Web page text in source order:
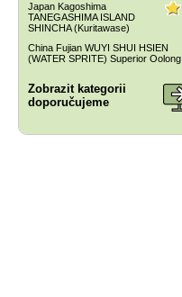
Japan Kagoshima
TANEGASHIMA ISLAND
SHINCHA (Kuritawase)
China Fujian WUYI SHUI HSIEN
(WATER SPRITE) Superior Oolong
Zobrazit kategorii
doporučujeme